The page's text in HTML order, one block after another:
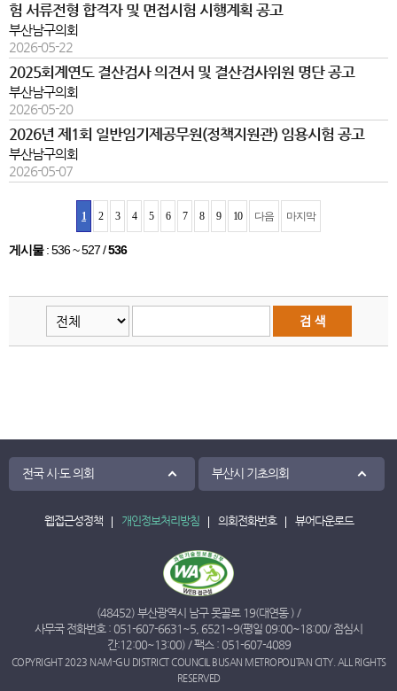
험 서류전형 합격자 및 면접시험 시행계획 공고
부산남구의회
2026-05-22
2025회계연도 결산검사 의견서 및 결산검사위원 명단 공고
부산남구의회
2026-05-20
2026년 제1회 일반임기제공무원(정책지원관) 임용시험 공고
부산남구의회
2026-05-07
1 2 3 4 5 6 7 8 9 10 다음 마지막
게시물: 536 ~ 527 /536
전국 시·도 의회 부산시 기초의회
웹접근성정책 개인정보처리방침 의회전화번호 뷰어다운로드
(48452) 부산광역시 남구 못골로 19(대연동 ) /
사무국 전화번호 : 051-607-6631 ~5 6521 ~9(평일 09:00~18:00/ 점심시
간:12:00~13:00) / 팩스 : 051-607-4089
COPYRIGHT 2023 NAM-GU DISTRICT COUNCIL BUSAN METROPOLITAN CITY. ALL RIGHTS
RESERVED